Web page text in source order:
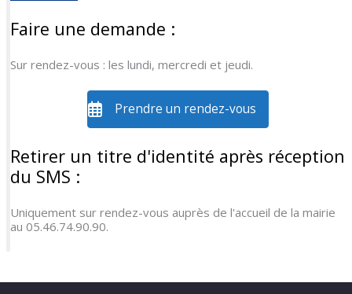
Faire une demande :
Sur rendez-vous : les lundi, mercredi et jeudi.
Prendre un rendez-vous
Retirer un titre d'identité après réception
du SMS :
Uniquement sur rendez-vous auprès de l'accueil de la mairie
au 05.46.74.90.90.